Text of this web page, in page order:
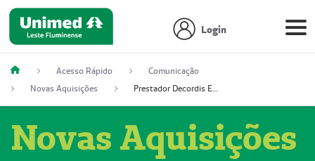
Login
Acesso Rápido
Comunicação
Novas Aquisições
Prestador Decordis Exames Cardiológicos LTDA (51004347-4)
Novas Aquisições